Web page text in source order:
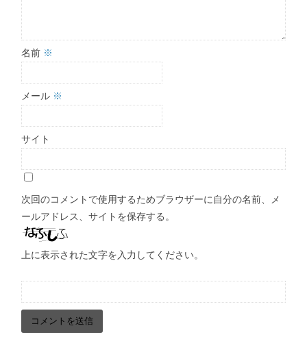
名前 ※
メール ※
サイト
次回のコメントで使用するためブラウザーに自分の名前、メ
ールアドレス、サイトを保存する。
上に表示された文字を入力してください。